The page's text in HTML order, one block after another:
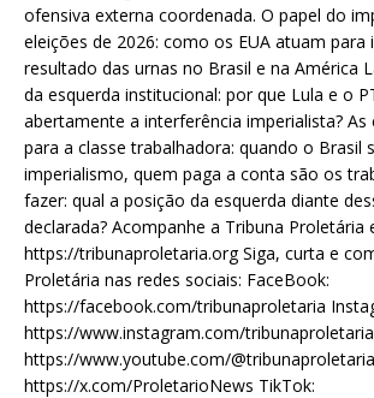
ofensiva externa coordenada. O papel do
eleições de 2026: como os EUA atuam para
resultado das urnas no Brasil e na América
da esquerda institucional: por que Lula e o
abertamente a interferência imperialista? As
para a classe trabalhadora: quando o Brasil
imperialismo, quem paga a conta são os
fazer: qual a posição da esquerda diante
declarada? Acompanhe a Tribuna Proletária
https://tribunaproletaria.org Siga, curta e
Proletária nas redes sociais: FaceBook:
https://facebook.com/tribunaproletaria
https://www.instagram.com/
https://www.youtube.com/
https://x.com/ProletarioNews TikTok: